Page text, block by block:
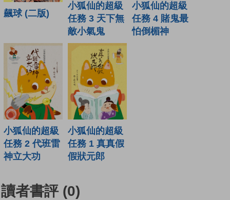
飆球 (二版)
小狐仙的超級
任務 3 天下無
敵小氣鬼
小狐仙的超級
任務 4 賭鬼最
怕倒楣神
小狐仙的超級
任務 2 代班雷
神立大功
小狐仙的超級
任務 1 真真假
假狀元郎
讀者書評 (0)